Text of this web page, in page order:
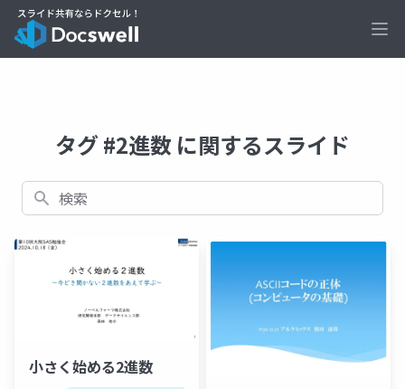
タグ #2進数 に関するスライド
検索
小さく始める2進数